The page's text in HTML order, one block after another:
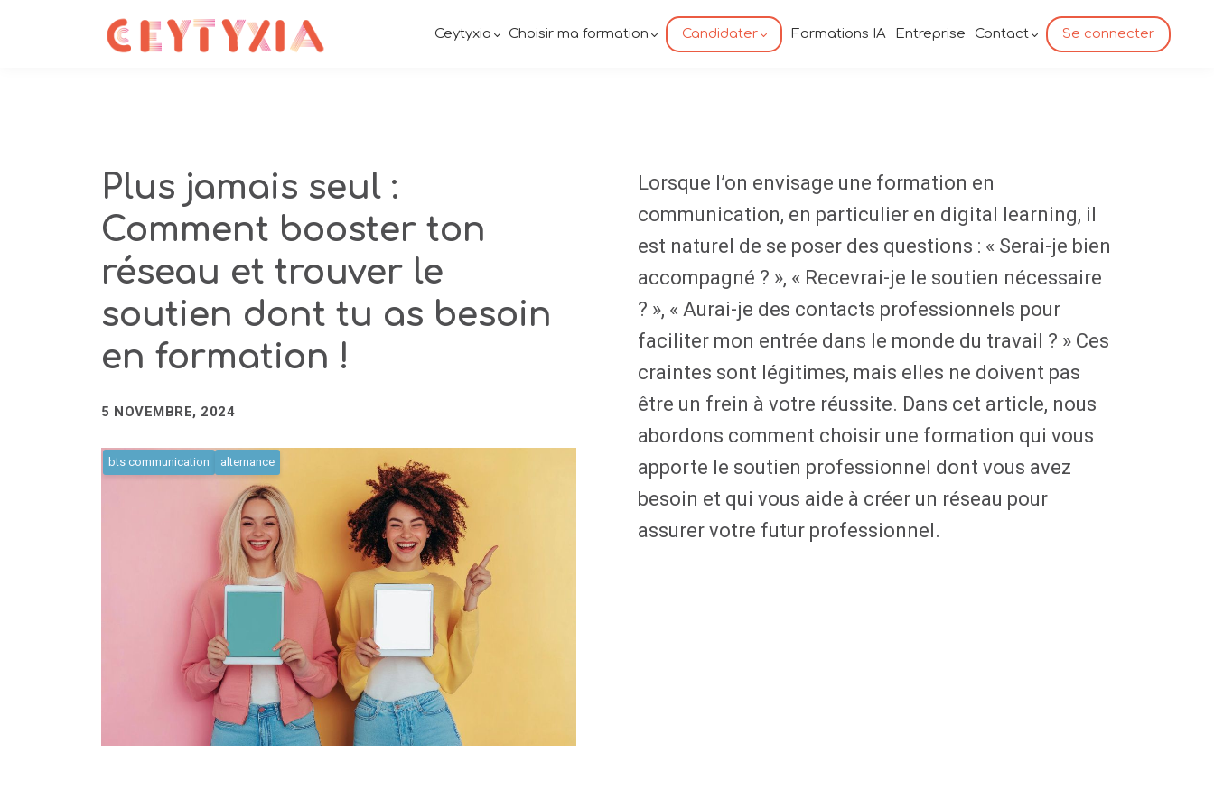
Ceytyxia Choisir ma formation Candidater Formations IA Entreprise Contact Se connecter
Plus jamais seul :
Comment booster ton
réseau et trouver le
soutien dont tu as besoin
en formation !
5 NOVEMBRE, 2024
bts communication alternance
Lorsque l’on envisage une formation en
communication, en particulier en digital learning, il
est naturel de se poser des questions : « Serai-je bien
accompagné ? », « Recevrai-je le soutien nécessaire
? », « Aurai-je des contacts professionnels pour
faciliter mon entrée dans le monde du travail ? » Ces
craintes sont légitimes, mais elles ne doivent pas
être un frein à votre réussite. Dans cet article, nous
abordons comment choisir une formation qui vous
apporte le soutien professionnel dont vous avez
besoin et qui vous aide à créer un réseau pour
assurer votre futur professionnel.